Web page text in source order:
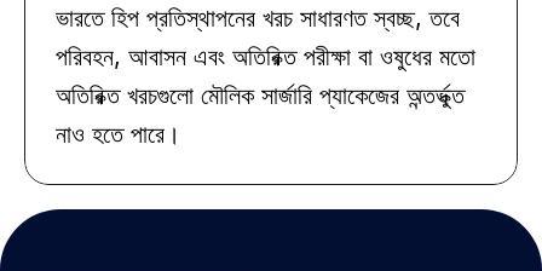
ভারতে হিপ প্রতিস্থাপনের খরচ সাধারণত স্বচ্ছ, তবে
পরিবহন, আবাসন এবং অতিরিক্ত পরীক্ষা বা ওষুধের মতো
অতিরিক্ত খরচগুলো মৌলিক সার্জারি প্যাকেজের অন্তর্ভুক্ত
নাও হতে পারে।